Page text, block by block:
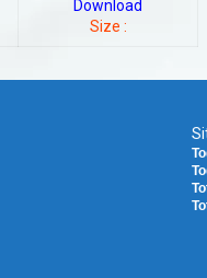
Download
Size :